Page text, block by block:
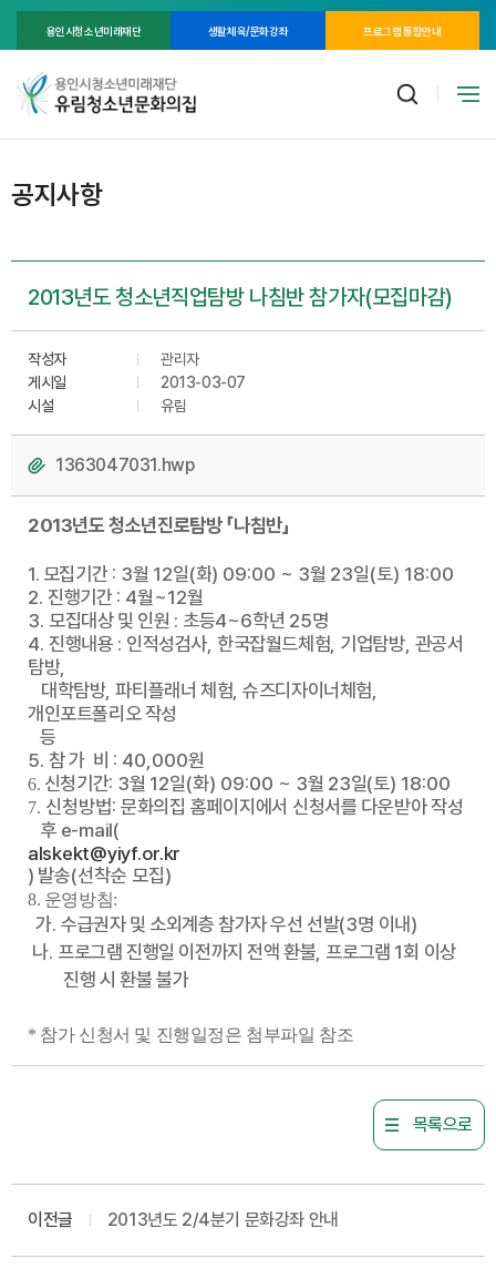
용인시청소년미래재단 생활체육/문화강좌 프로그램 통합안내
공지사항
2013년도 청소년직업탐방 나침반 참가자(모집마감)
작성자
관리자
게시일
2013-03-07
시설
유림
1363047031.hwp
2013년도청소년진로탐방 「나침반」
1. 모집기간 : 3월 12일(화) 09:00 ~ 3월 23일(토) 18:00
2. 진행기간 : 4월 ~12월
3. 모집대상 및 인원 : 초등4~6학년 25명
4. 진행내용 : 인적성검사 한국잡월드체험 기업탐방, 관공서
탐방
대학탐방 ,파티플래너 체험 ,슈즈디자이너체험
개인포트폴리오 작성
등
5. 참 가 비 : 40,000원
6. 신청기간: 3월 12일(화) 09:00 ~ 3월 23일(토) 18:00
7. 신청방법: 문화의집 홈페이지에서 신청서를 다운받아 작성
후 e-mail(
alskekt@yiyf.or.kr
) 발송(선착순 모집)
8. 운영방침:
가. 수급권자 및 소외계층 참가자 우선 선발(3명 이내 )
나. 프로그램 진행일 이전까지 전액 환불 프로그램 1회 이상
진행 시환불 불가
* 참가 신청서 및 진행일정은 첨부파일 참조
목록으로
이전글 2013년도 2/4분기 문화강좌 안내